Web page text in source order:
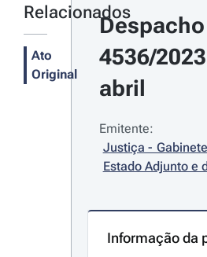
Relacionados
Ato
Original
4536/
abril
Emitente:
Justiça -
Estado Adjunto e
Informação da